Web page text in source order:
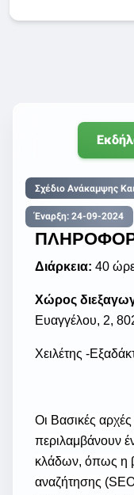
Σχέδιο Ανάκαμψης
Έναρξη: 24-09-2024
Διάρκεια: 40
Χώρος
Ευαγγέλου, 2,
Χειλέτης -
Οι Βασικές
περιλαμβάνουν
κλάδων, όπως η
αναζήτησης